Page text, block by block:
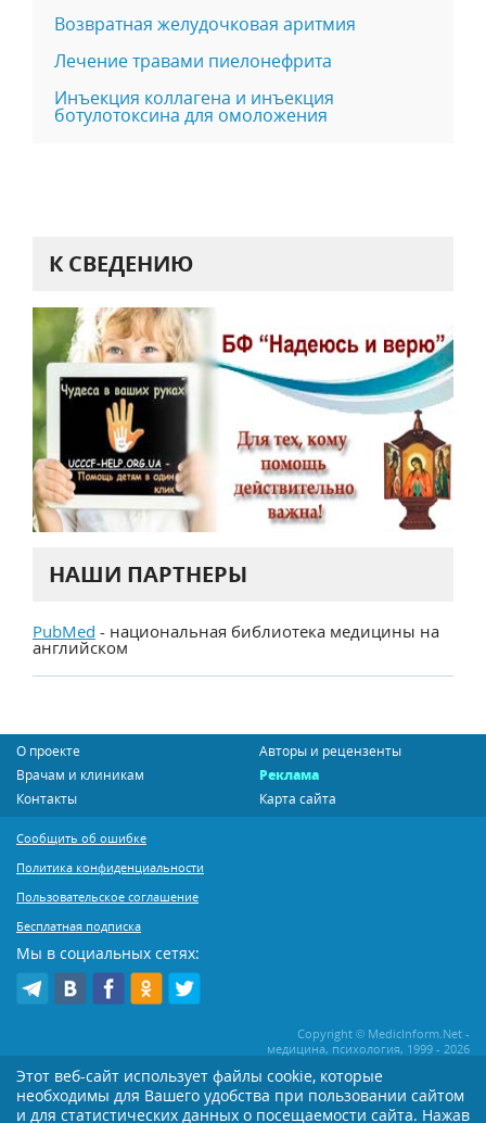
Возвратная желудочковая аритмия
Лечение травами пиeлoнeфpита
Инъекция коллагена и инъекция
ботулотоксина для омоложения
К СВЕДЕНИЮ
НАШИ ПАРТНЕРЫ
PubMed - национальная библиотека медицины на
английском
О проекте
Авторы и рецензенты
Врачам и клиникам
Реклама
Контакты
Карта сайта
Сообщить об ошибке
Политика конфиденциальности
Пользовательское соглашение
Бесплатная подписка
Мы в социальных сетях:
Copyright © MedicInform.Net -
медицина, психология, 1999 - 2026
Копирование или иное распространение статей нашего сайта строго
воспрещается. Копирование раздела "Новости" допускается при наличии
Этот веб-сайт использует файлы cookie, которые
необходимы для Вашего удобства при пользовании сайтом
и для статистических данных о посещаемости сайта. Нажав